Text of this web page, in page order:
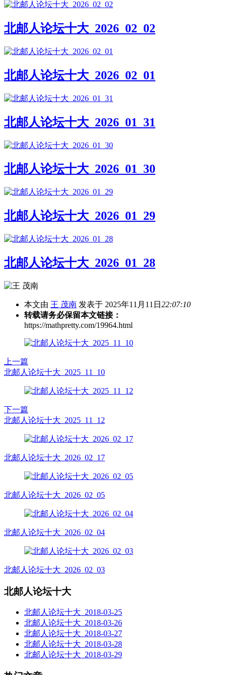
北邮人论坛十大_2026_02_02
北邮人论坛十大_2026_02_01
北邮人论坛十大_2026_01_31
北邮人论坛十大_2026_01_30
北邮人论坛十大_2026_01_29
北邮人论坛十大_2026_01_28
本文由 王 茂南 发表于 2025年11月11日 22:07:10
转载请务必保留本文链接：
https://mathpretty.com/19964.html
上一篇
北邮人论坛十大_2025_11_10
下一篇
北邮人论坛十大_2025_11_12
北邮人论坛十大_2026_02_17
北邮人论坛十大_2026_02_05
北邮人论坛十大_2026_02_04
北邮人论坛十大_2026_02_03
北邮人论坛十大
北邮人论坛十大_2018-03-25
北邮人论坛十大_2018-03-26
北邮人论坛十大_2018-03-27
北邮人论坛十大_2018-03-28
北邮人论坛十大_2018-03-29